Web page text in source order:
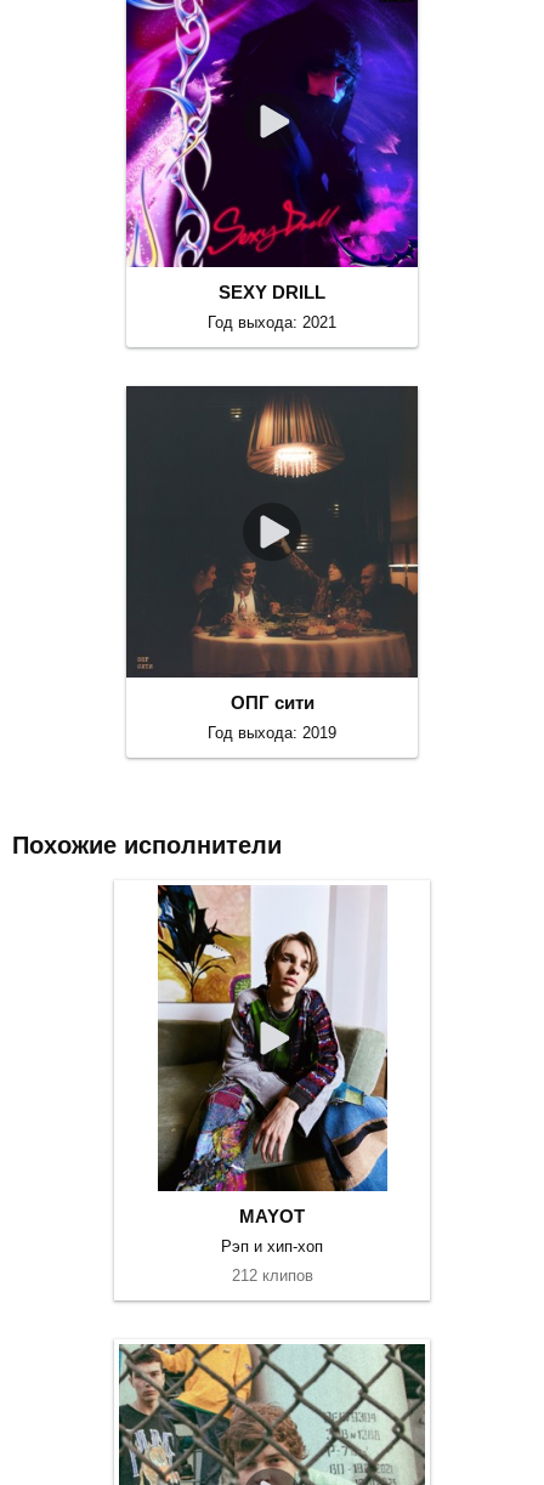
SEXY DRILL
Год выхода: 2021
ОПГ сити
Год выхода: 2019
Похожие исполнители
MAYOT
Рэп и хип-хоп
212 клипов